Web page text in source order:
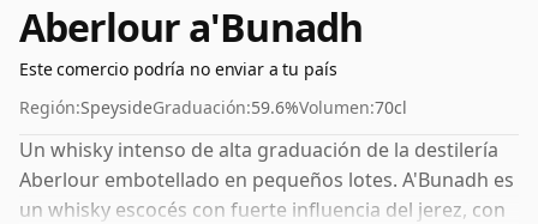
Aberlour a'Bunadh
Este comercio podría no enviar a tu país
Región:SpeysideGraduación:59.6%Volumen:70cl
Un whisky intenso de alta graduación de la destilería
Aberlour embotellado en pequeños lotes. A'Bunadh es
un whisky escocés con fuerte influencia del jerez, con